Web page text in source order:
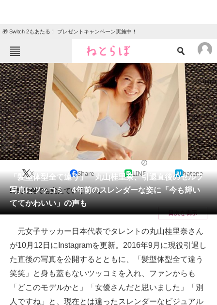
🎁 Switch 2もあたる！ プレゼントキャンペーン実施中！
ねとらぼメニュー
TOP ニュース
エンタメ クイズ
グルメ 地域
住まい 教育・育児
動物 リサーチ
会員記事
メディア
注目記事を集めた総合ページ
ITの今と未来を見通す
スマホと通信の最新トレンド
進化するPCとデバイスの未来
好きが集まる 比べて選べる
「髪型体型全て違う」 丸山桂里奈、引退直後のセルフ
写真にツッコミ 4年前のスレンダーな姿に「今も輝い
ててかわいい」の声も
X Share LINE hatena
時間は何でも変えていく……。
目次を表示
元女子サッカー日本代表でタレントの丸山桂里奈さん
が10月12日にInstagramを更新。2016年9月に現役引退し
た直後の写真を公開するとともに、「髪型体型全て違う
笑笑」と身も蓋もないツッコミを入れ、ファンからも
「どこのモデルかと」「女優さんだと思いました」「別
人ですね」と、現在とは違ったスレンダーなビジュアル